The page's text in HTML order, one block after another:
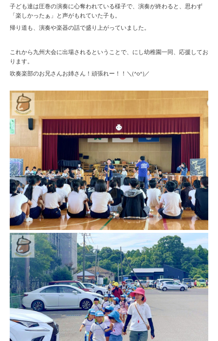
子ども達は圧巻の演奏に心奪われている様子で、演奏が終わると、思わず
「楽しかったぁ」と声がもれていた子も。
帰り道も、演奏や楽器の話で盛り上がっていました。
これから九州大会に出場されるということで、にし幼稚園一同、応援してお
ります。
吹奏楽部のお兄さんお姉さん！頑張れー！！＼(^o^)／